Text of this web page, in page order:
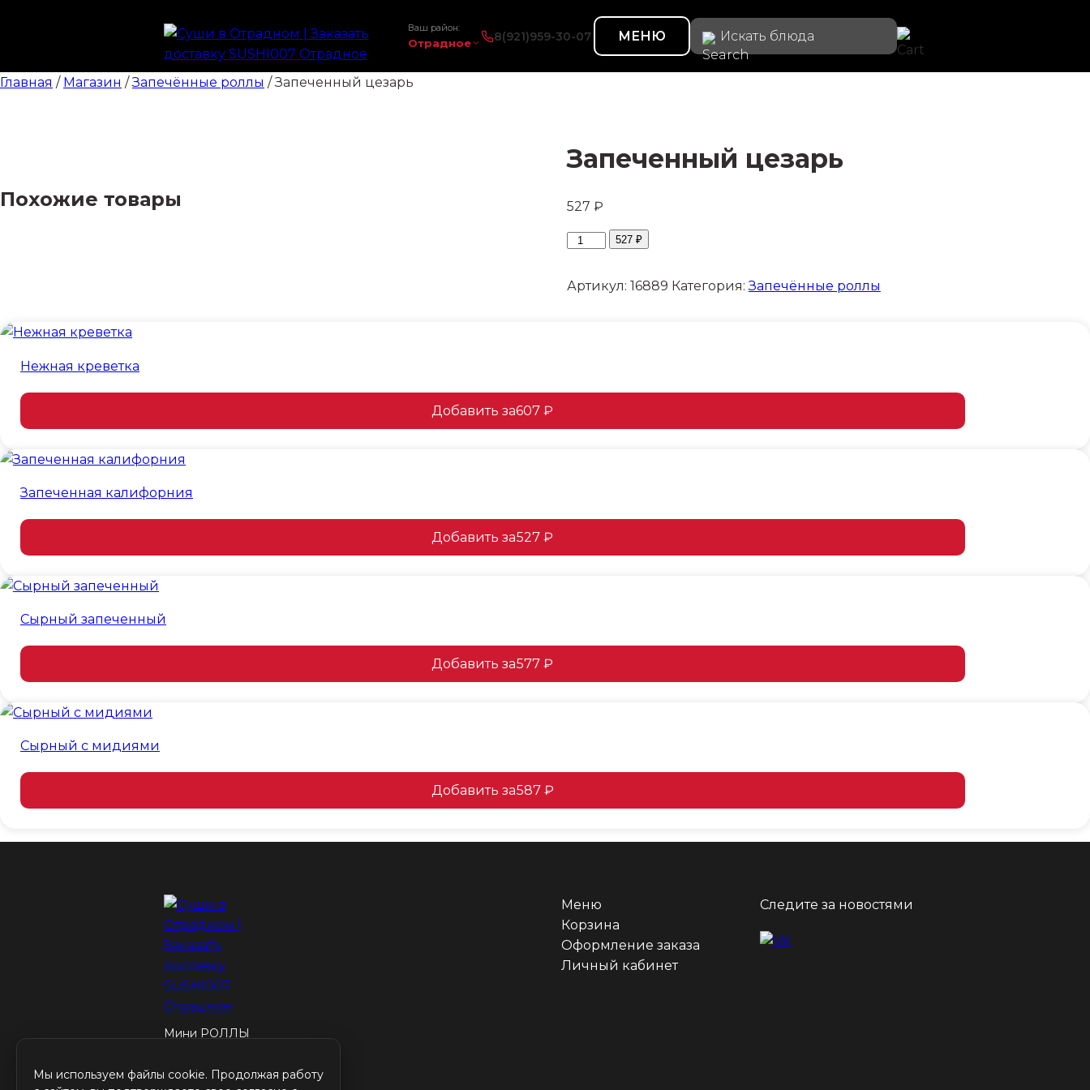
Ваш район:
Отрадное 8(921)959-30-07 МЕНЮ Искать блюда
Главная / Магазин /Запечённые роллы / Запеченный цезарь
Запеченный цезарь
527 ₽
Количество
Запеченный
527 ₽
Артикул: 16889 Категория:Запечённые роллы
Похожие товары
Нежная креветка
Добавить за607 ₽
Запеченная калифорния
Добавить за527 ₽
Сырный запеченный
Добавить за577 ₽
Сырный с мидиями
Добавить за587 ₽
Мини РОЛЛЫ
Классические роллы
Запечённые роллы Соусы
Меню
Корзина
Оформление заказа
Личный кабинет
Следите за новостями
Мы используем файлы cookie. Продолжая работу